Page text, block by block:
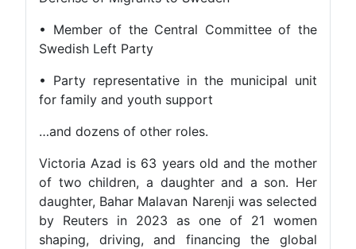
• Member of the Central
Swedish Left Party
• Party representative in the
for family and youth support
…and dozens of other roles.
Victoria Azad is 63 years old and
of two children, a daughter and
daughter, Bahar Malavan Narenji
by Reuters in 2023 as one of
shaping, driving, and financing